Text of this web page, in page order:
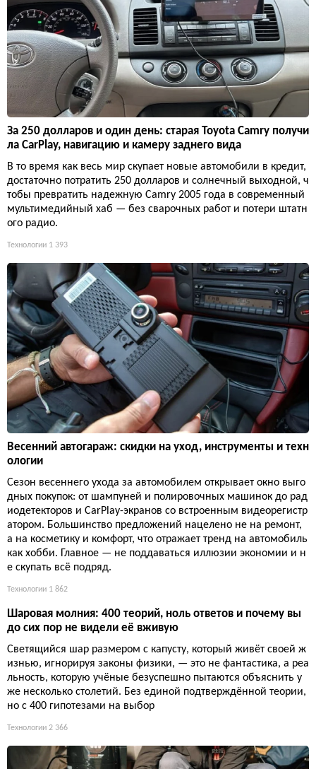
За 250 долларов и один день: старая Toyota Camry получи
ла CarPlay, навигацию и камеру заднего вида
В то время как весь мир скупает новые автомобили в кредит,
достаточно потратить 250 долларов и солнечный выходной, ч
тобы превратить надежную Camry 2005 года в современный
мультимедийный хаб — без сварочных работ и потери штатн
ого радио.
Технологии 1 393
Весенний автогараж: скидки на уход, инструменты и техн
ологии
Сезон весеннего ухода за автомобилем открывает окно выго
дных покупок: от шампуней и полировочных машинок до рад
иодетекторов и CarPlay-экранов со встроенным видеорегистр
атором. Большинство предложений нацелено не на ремонт,
а на косметику и комфорт, что отражает тренд на автомобиль
как хобби. Главное — не поддаваться иллюзии экономии и н
е скупать всё подряд.
Технологии 1 862
Шаровая молния: 400 теорий, ноль ответов и почему вы
до сих пор не видели её вживую
Светящийся шар размером с капусту, который живёт своей ж
изнью, игнорируя законы физики, — это не фантастика, а реа
льность, которую учёные безуспешно пытаются объяснить у
же несколько столетий. Без единой подтверждённой теории,
но с 400 гипотезами на выбор
Технологии 2 366